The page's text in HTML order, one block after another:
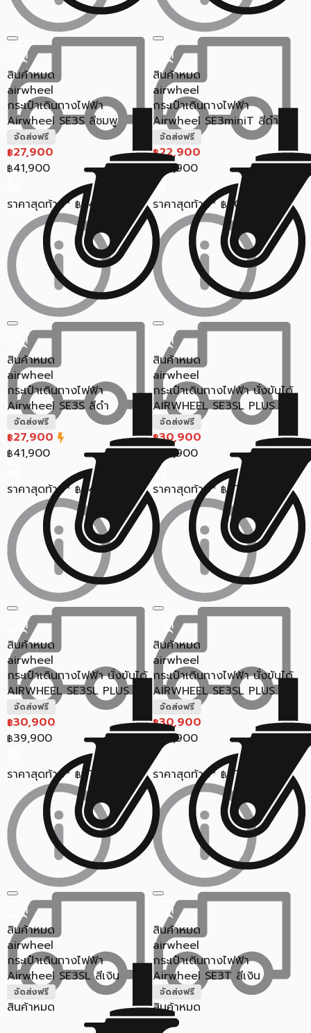
สินค้าหมด
airwheel
กระเป๋าเดินทางไฟฟ้า
Airwheel SE3S สีชมพู
จัดส่งฟรี
฿27,900
฿41,900
ราคาสุดท้าย* ฿24,638
สินค้าหมด
airwheel
กระเป๋าเดินทางไฟฟ้า
Airwheel SE3miniT สีดำ
จัดส่งฟรี
฿22,900
38,900
ราคาสุดท้าย* ฿20,758
สินค้าหมด
airwheel
กระเป๋าเดินทางไฟฟ้า
Airwheel SE3S สีดำ
จัดส่งฟรี
฿27,900
฿41,900
ราคาสุดท้าย* ฿24,638
สินค้าหมด
airwheel
กระเป๋าเดินทางไฟฟ้า นั่งขับได้
AIRWHEEL SE3SL PLUS...
จัดส่งฟรี
฿30,900
39,900
ราคาสุดท้าย* ฿27,548
สินค้าหมด
airwheel
กระเป๋าเดินทางไฟฟ้า นั่งขับได้
AIRWHEEL SE3SL PLUS...
จัดส่งฟรี
฿30,900
฿39,900
ราคาสุดท้าย* ฿27,548
สินค้าหมด
airwheel
กระเป๋าเดินทางไฟฟ้า นั่งขับได้
AIRWHEEL SE3SL PLUS...
จัดส่งฟรี
฿30,900
39,900
ราคาสุดท้าย* ฿27,548
สินค้าหมด
airwheel
กระเป๋าเดินทางไฟฟ้า
Airwheel SE3SL สีเงิน
จัดส่งฟรี
สินค้าหมด
สินค้าหมด
airwheel
กระเป๋าเดินทางไฟฟ้า
Airwheel SE3T สีเงิน
จัดส่งฟรี
สินค้าหมด